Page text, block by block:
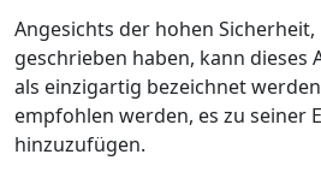
Angesichts der hohen
geschrieben haben, kann dieses
als einzigartig bezeichnet
empfohlen werden, es zu seiner
hinzuzufügen.